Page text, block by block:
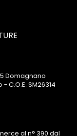
Domagnano
C.O.E. SM26314
al n° 390 dal